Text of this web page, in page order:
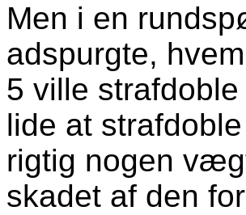
Men i en
adspurgte,
5 ville
lide at
rigtig nogen
skadet af den